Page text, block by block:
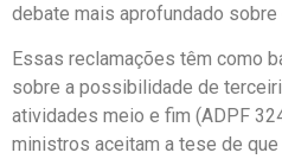
debate mais aprofundado sobre
Essas reclamações têm como
sobre a possibilidade de
atividades meio e fim (ADPF
ministros aceitam a tese de